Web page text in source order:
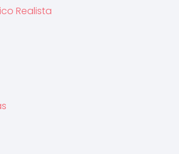
Realista